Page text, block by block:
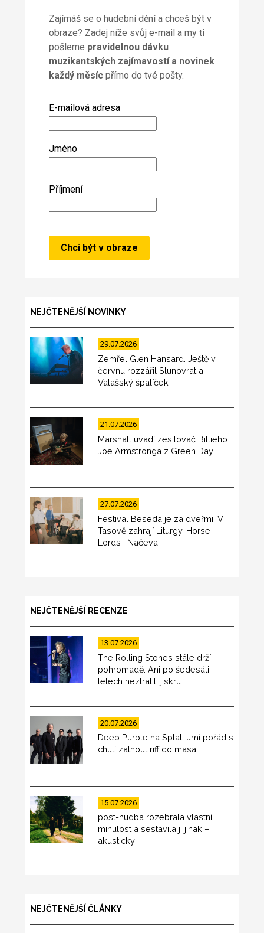
Zajímáš se o hudební dění a chceš být v
obraze? Zadej níže svůj e-mail a my ti
pošleme pravidelnou dávku
muzikantských zajímavostí a novinek
každý měsícpřímo do tvé pošty.
E-mailová adresa
Jméno
Příjmení
NEJČTENĚJŠÍ NOVINKY
29.07.2026
Zemřel Glen Hansard. Ještě v
červnu rozzářil Slunovrat a
Valašský špalíček
21.07.2026
Marshall uvádí zesilovač Billieho
Joe Armstronga z Green Day
27.07.2026
Festival Beseda je za dveřmi. V
Tasově zahrají Liturgy, Horse
Lords i Načeva
NEJČTENĚJŠÍ RECENZE
13.07.2026
The Rolling Stones stále drží
pohromadě. Ani po šedesáti
letech neztratili jiskru
20.07.2026
Deep Purple na Splat! umí pořád s
chutí zatnout riff do masa
15.07.2026
post-hudba rozebrala vlastní
minulost a sestavila ji jinak –
akusticky
NEJČTENĚJŠÍ ČLÁNKY